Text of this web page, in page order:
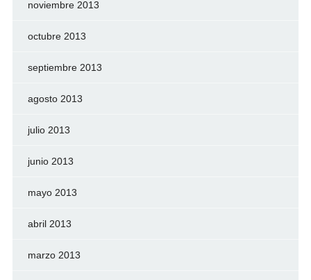
noviembre 2013
octubre 2013
septiembre 2013
agosto 2013
julio 2013
junio 2013
mayo 2013
abril 2013
marzo 2013